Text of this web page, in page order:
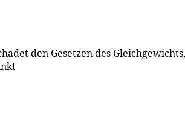
den Gesetzen des